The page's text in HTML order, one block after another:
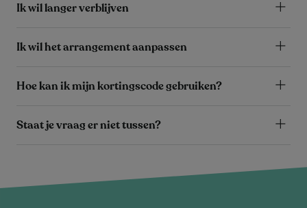
Ik wil langer verblijven
Ik wil het arrangement aanpassen
Hoe kan ik mijn kortingscode gebruiken?
Staat je vraag er niet tussen?